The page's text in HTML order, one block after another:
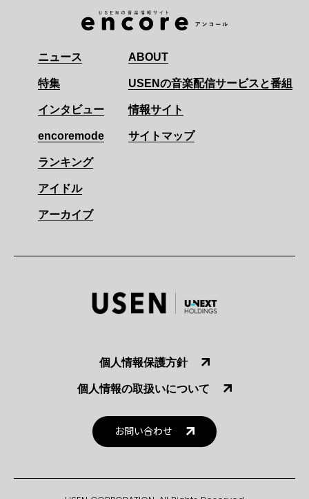
ニュース
特集
インタビュー
encoremode
ランキング
アイドル
アーカイブ
ABOUT
USENの音楽配信サービスと番組
情報サイト
サイトマップ
個人情報保護方針
個人情報の取扱いについて
お問い合わせ